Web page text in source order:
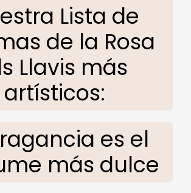
Lista de
de la Rosa
Llavis más
artísticos:
es el
más dulce